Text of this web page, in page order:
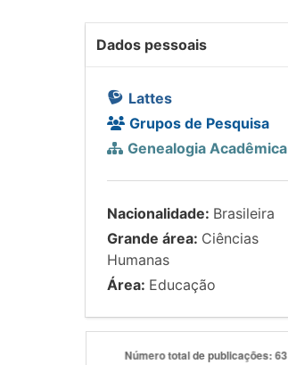
Dados pessoais
Lattes
Grupos de Pesquisa
Genealogia Acadêmica
Nacionalidade: Brasileira
Grande área: Ciências
Humanas
Área: Educação